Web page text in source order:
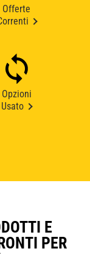
Offerte
Opzioni
Usato
E
PER